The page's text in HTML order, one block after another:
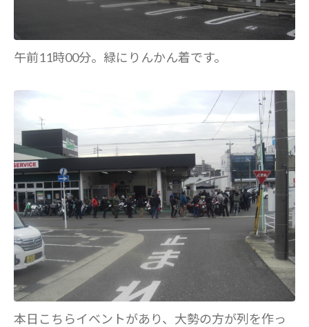
午前11時00分。緑にりんかん着です。
本日こちらイベントがあり、大勢の方が列を作っ